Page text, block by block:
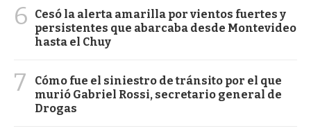
6
Cesó la alerta amarilla por vientos fuertes y
persistentes que abarcaba desde Montevideo
hasta el Chuy
7
Cómo fue el siniestro de tránsito por el que
murió Gabriel Rossi, secretario general de
Drogas